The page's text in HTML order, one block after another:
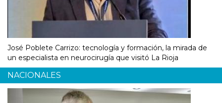
José Poblete Carrizo: tecnología y formación, la mirada de
un especialista en neurocirugía que visitó La Rioja
NACIONALES